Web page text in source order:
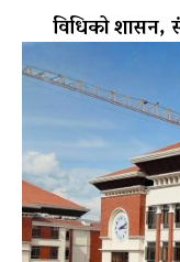
विधिको शासन,